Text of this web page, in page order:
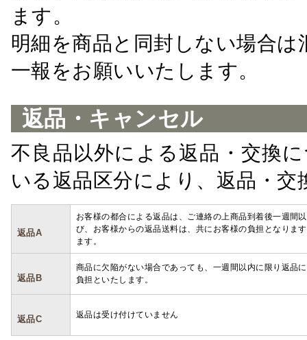
ます。
明細を商品と同封しない場合
一報をお願いいたします。
返品・キャンセル
不良品以外による返品・交換
いる返品区分により、返品・
返品A
お客様の都合による返品は、ご連絡の上商品到着後一週間
び、お客様からの返品送料は、共にお客様の負担となりま
ます。
返品B
商品に欠陥がない場合であっても、一週間以内に限り返品
負担といたします。
返品C 返品は受け付けていません